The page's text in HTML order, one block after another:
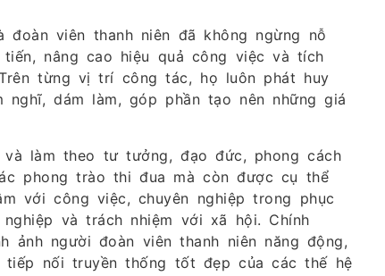
viên thanh niên đã không ngừng nỗ
nâng cao hiệu quả công việc và tích
từng vị trí công tác, họ luôn phát huy
dám làm, góp phần tạo nên những giá
làm theo tư tưởng, đạo đức, phong cách
phong trào thi đua mà còn được cụ thể
với công việc, chuyên nghiệp trong phục
và trách nhiệm với xã hội. Chính
ảnh người đoàn viên thanh niên năng động,
nối truyền thống tốt đẹp của các thế hệ